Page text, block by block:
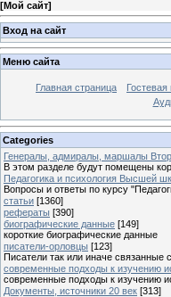
[Мой сайт]
Вход на сайт
Меню сайта
Главная страница Гостевая
Categories
Генералы, адмиралы, маршалы
В этом разделе будут помещены
Педагогика и психология Высшей
Вопросы и ответы по курсу
статьи [1360]
рефераты [390]
биографические данные [149]
короткие биографические данные
писатели-орловцы [123]
Писатели так или иначе связанные
современные подходы к изучению
современные подходы к изучению
Документы, источники 20 век [313]